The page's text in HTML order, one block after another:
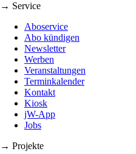
→ Service
Aboservice
Abo kündigen
Newsletter
Werben
Veranstaltungen
Terminkalender
Kontakt
Kiosk
jW-App
Jobs
→ Projekte